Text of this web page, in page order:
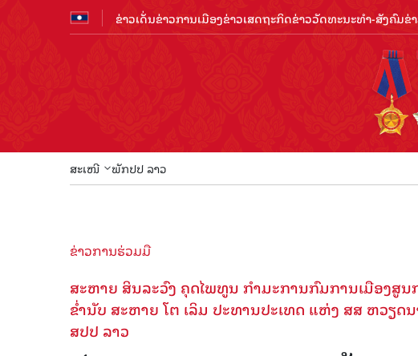
ຂ່າວເດັ່ນຂ່າວການເມືອງຂ່າວເສດຖະກິດຂ່າວວັດທະນະທຳ-ສັງຄົມຂ່
ສະເໜີ ພັກປປ ລາວ
ຂ່າວການຮ່ວມມື
ສະຫາຍ ສິນລະວົງ ຄຸດໄພທູນ ກໍາມະການກົມການເມືອງສູນ
ຂໍ່ານັບ ສະຫາຍ ໂຕ ເລິມ ປະທານປະເທດ ແຫ່ງ ສສ ຫວຽດ
ສປປ ລາວ